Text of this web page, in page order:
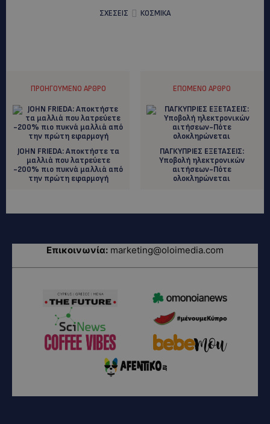
ΣΧΕΣΕΙΣ
ΚΟΣΜΙΚΑ
ΠΡΟΗΓΟΎΜΕΝΟ ΆΡΘΡΟ
JΟΗΝ FRIEDA: Αποκτήστε τα
μαλλιά που λατρεύετε
-200% πιο πυκνά μαλλιά από
την πρώτη εφαρμογή
ΕΠΌΜΕΝΟ ΆΡΘΡΟ
ΠΑΓΚΥΠΡΙΕΣ ΕΞΕΤΑΣΕΙΣ:
Υποβολή ηλεκτρονικών
αιτήσεων-Πότε
ολοκληρώνεται
Επικοινωνία: marketing@oloimedia.com